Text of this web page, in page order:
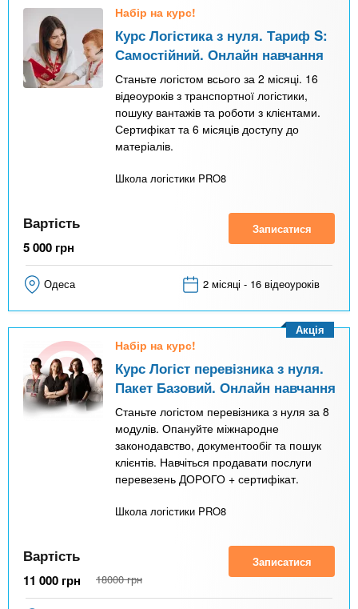
Набір на курс!
Курс Логістика з нуля. Тариф S:
Самостійний. Онлайн навчання
Станьте логістом всього за 2 місяці. 16
відеоуроків з транспортної логістики,
пошуку вантажів та роботи з клієнтами.
Сертифікат та 6 місяців доступу до
матеріалів.
Школа логістики PRO8
Вартість
5 000 грн
Записатися
Одеса 2 місяці - 16 відеоуроків
Набір на курс!
Курс Логіст перевізника з нуля.
Пакет Базовий. Онлайн навчання
Станьте логістом перевізника з нуля за 8
модулів. Опануйте міжнародне
законодавство, документообіг та пошук
клієнтів. Навчіться продавати послуги
перевезень ДОРОГО + сертифікат.
Школа логістики PRO8
Акція
Вартість
11 000 грн 18000 грн
Записатися